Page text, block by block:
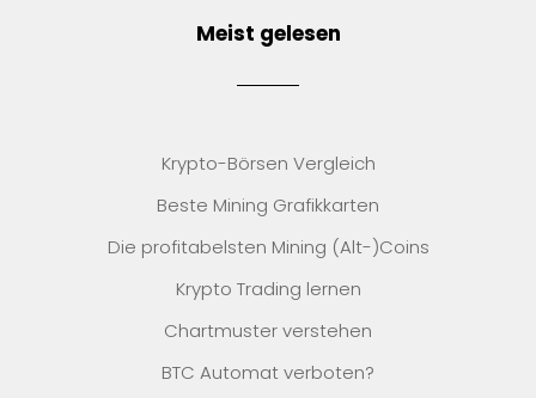
Meist gelesen
Krypto-Börsen Vergleich
Beste Mining Grafikkarten
Die profitabelsten Mining (Alt-)Coins
Krypto Trading lernen
Chartmuster verstehen
BTC Automat verboten?